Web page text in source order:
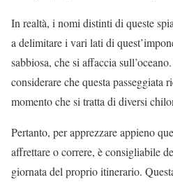
In realtà, i nomi distinti di queste
a delimitare i vari lati di
sabbiosa, che si affaccia
considerare che questa passeggiata
momento che si tratta di diversi
Pertanto, per apprezzare appieno
affrettare o correre, è consigliabile
giornata del proprio itinerario.